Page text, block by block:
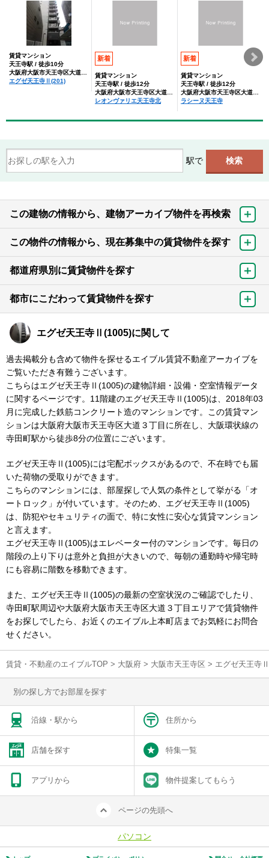
賃貸マンション
天王寺駅 / 徒歩10分
エグゼ天王寺Ⅱ(201)
新着
賃貸マンション
天王寺駅 / 徒歩12分
レオンヴァリエ天王寺北
新着
賃貸マンション
天王寺駅 / 徒歩12分
ラシーヌ天王寺
駅で
この建物の情報から、建物アーカイブ物件を再検索
この物件の情報から、現在募集中の賃貸物件を探す
都道府県別に賃貸物件を探す
都市にこだわって賃貸物件を探す
エグゼ天王寺Ⅱ(1005)に関して
過去掲載分も含めて物件を探せるエイブル賃貸不動産アーカイブを
ご覧いただき有難うございます。
こちらはエグゼ天王寺Ⅱ(1005)の建物詳細・設備・空室情報データ
に関するページです。11階建のエグゼ天王寺Ⅱ(1005)は、2018年03
月に完成した鉄筋コンクリート造のマンションです。この賃貸マン
ションは大阪府大阪市天王寺区大道３丁目に所在し、大阪環状線の
寺田町駅から徒歩8分の位置にございます。
エグゼ天王寺Ⅱ(1005)には宅配ボックスがあるので、不在時でも届
いた荷物の受取りができます。
こちらのマンションには、部屋探しで人気の条件として挙がる「オ
ートロック」が付いています。そのため、エグゼ天王寺Ⅱ(1005)
は、防犯やセキュリティの面で、特に女性に安心な賃貸マンション
と言えます。
エグゼ天王寺Ⅱ(1005)はエレベーター付のマンションです。毎日の
階段の上り下りは意外と負担が大きいので、毎朝の通勤時や帰宅時
にも容易に階数を移動できます。
また、エグゼ天王寺Ⅱ(1005)の最新の空室状況のご確認でしたり、
寺田町駅周辺や大阪府大阪市天王寺区大道３丁目エリアで賃貸物件
をお探しでしたら、お近くのエイブル上本町店までお気軽にお問合
せください。
賃貸・不動産のエイブルTOP > 大阪府 > 大阪市天王寺区 > エグゼ天王寺
別の探し方でお部屋を探す
沿線・駅から 住所から
店舗を探す 特集一覧
アプリから 物件提案してもらう
ページの先頭へ
パソコン